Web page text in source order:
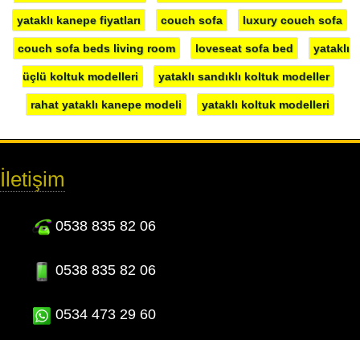
yataklı kanepe fiyatları couch sofa luxury couch sofa
couch sofa beds living room loveseat sofa bed yataklı
üçlü koltuk modelleri yataklı sandıklı koltuk modeller
rahat yataklı kanepe modeli yataklı koltuk modelleri
İletişim
0538 835 82 06
0538 835 82 06
0534 473 29 60